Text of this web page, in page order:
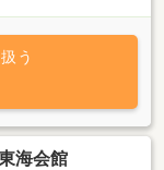
う
海会館